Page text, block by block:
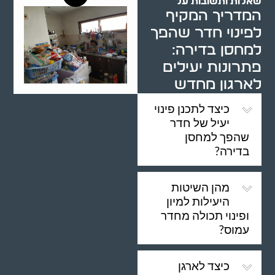
המדריך המקיף
לפינוי חדר שהפך
למחסן בדירה:
פתרונות יעילים
לארגון מחדש
כיצד לתכנן פינוי
יעיל של חדר
שהפך למחסן
בדירה?
מהן השיטות
היעילות למיון
ופינוי תכולה מחדר
עמוס?
כיצד לארגן